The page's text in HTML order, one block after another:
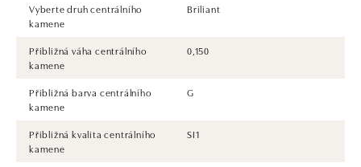
Vyberte druh centrálního
kamene
Briliant
Přibližná váha centrálního
kamene
0,150
Přibližná barva centrálního
kamene
G
Přibližná kvalita centrálního
kamene
SI1